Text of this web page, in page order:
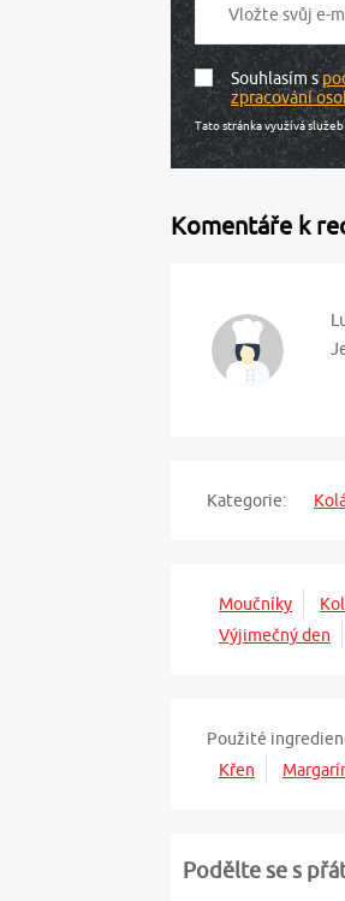
Souhlasím s
zpracování
Tato stránka využívá
Komentáře k
Kategorie:
Moučníky
Výjimečný den
Použité
Křen
Podělte se s